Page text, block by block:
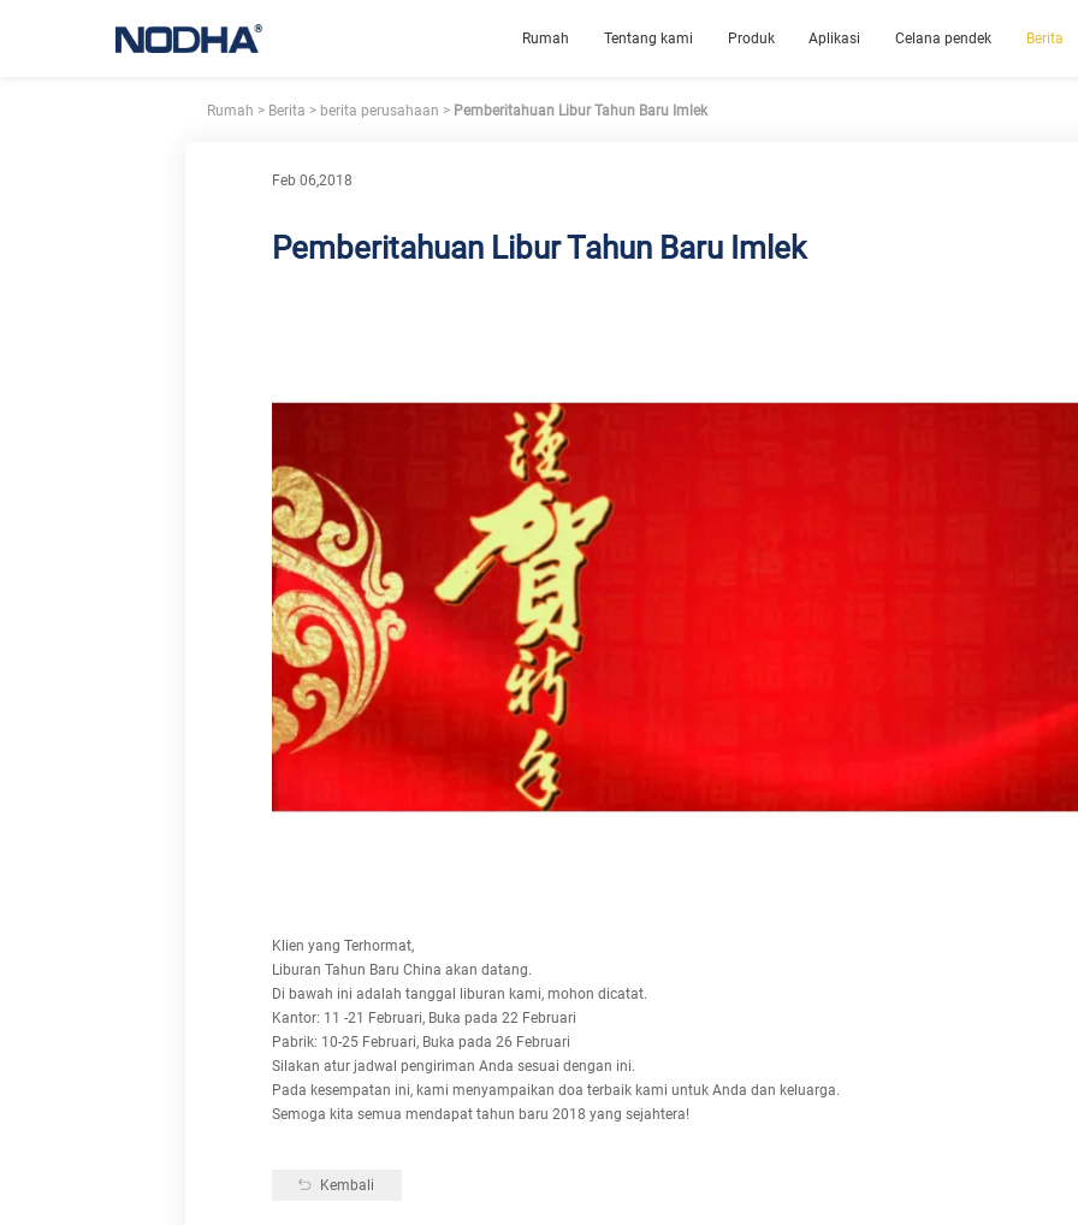
Rumah Tentang kami Produk Aplikasi Celana pendek Berita
Rumah > Berita > berita perusahaan >Pemberitahuan Libur Tahun Baru Imlek
Feb 06,2018
Pemberitahuan Libur Tahun Baru Imlek
Klien yang Terhormat,
Liburan Tahun Baru China akan datang.
Di bawah ini adalah tanggal liburan kami, mohon dicatat.
Kantor: 11 -21 Februari, Buka pada 22 Februari
Pabrik: 10-25 Februari, Buka pada 26 Februari
Silakan atur jadwal pengiriman Anda sesuai dengan ini.
Pada kesempatan ini, kami menyampaikan doa terbaik kami untuk Anda dan keluarga.
Semoga kita semua mendapat tahun baru 2018 yang sejahtera!
Kembali